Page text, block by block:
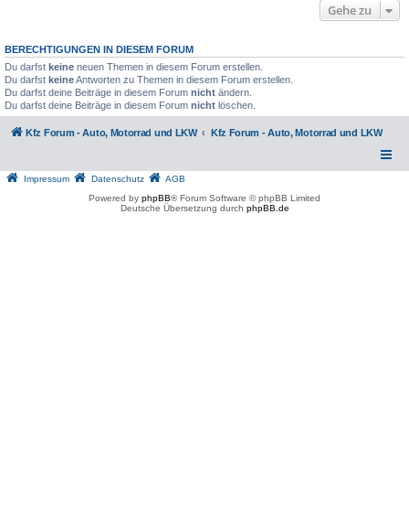
Gehe zu
BERECHTIGUNGEN IN DIESEM FORUM
Du darfst keine neuen Themen in diesem Forum erstellen.
Du darfst keineAntworten zu Themen in diesem Forum erstellen.
Du darfst deine Beiträge in diesem Forum nicht ändern.
Du darfst deine Beiträge in diesem Forum nicht löschen.
Kfz Forum - Auto, Motorrad und LKW Kfz Forum - Auto, Motorrad und LKW
Impressum Datenschutz
AGB
Powered by phpBB® Forum Software © phpBB Limited
Deutsche Übersetzung durch phpBB.de